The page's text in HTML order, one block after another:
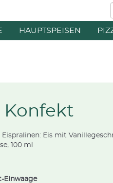
HAUPTSPEISEN
Konfekt
Eispralinen: Eis mit
100 ml
Einwaage